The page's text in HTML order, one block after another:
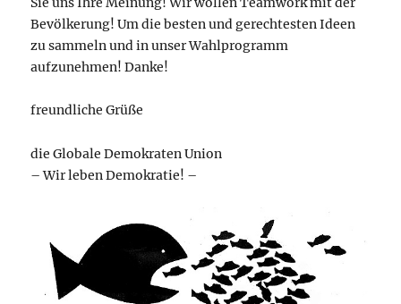
Bevölkerung! Um die besten und gerechtesten Ideen
zu sammeln und in unser Wahlprogramm
aufzunehmen! Danke!
freundliche Grüße
die Globale Demokraten Union
– Wir leben Demokratie! –